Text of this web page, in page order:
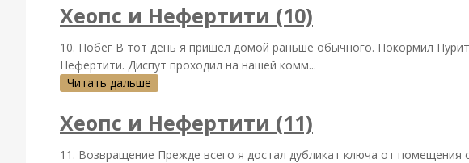
Хеопс и Нефертити (10)
10. Побег В тот день я пришел домой раньше обычного. Покормил
Нефертити. Диспут проходил на нашей комм...
Читать дальше
Хеопс и Нефертити (11)
11. Возвращение Прежде всего я достал дубликат ключа от